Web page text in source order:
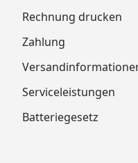
Rechnung drucken
Zahlung
Serviceleistungen
Batteriegesetz